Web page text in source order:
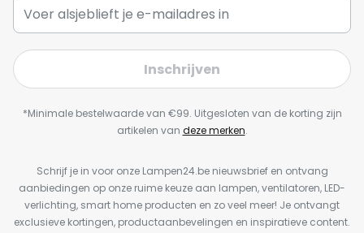
Inschrijven
*Minimale bestelwaarde van €99. Uitgesloten van de korting zijn
artikelen van deze merken.
Schrijf je in voor onze Lampen24.be nieuwsbrief en ontvang
aanbiedingen op onze ruime keuze aan lampen, ventilatoren, LED-
verlichting, smart home producten en zo veel meer! Je ontvangt
exclusieve kortingen, productaanbevelingen en inspiratieve content.